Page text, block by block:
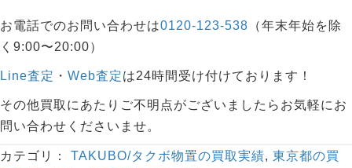
お電話でのお問い合わせは0120-123-538 （年末年始を除
く9:00〜20:00）
Line査定 ・ Web査定は24時間受け付けております！
その他買取にあたりご不明点がございましたらお気軽にお
問い合わせくださいませ。
カテゴリ： TAKUBO/タクボ物置の買取実績, 東京都の買